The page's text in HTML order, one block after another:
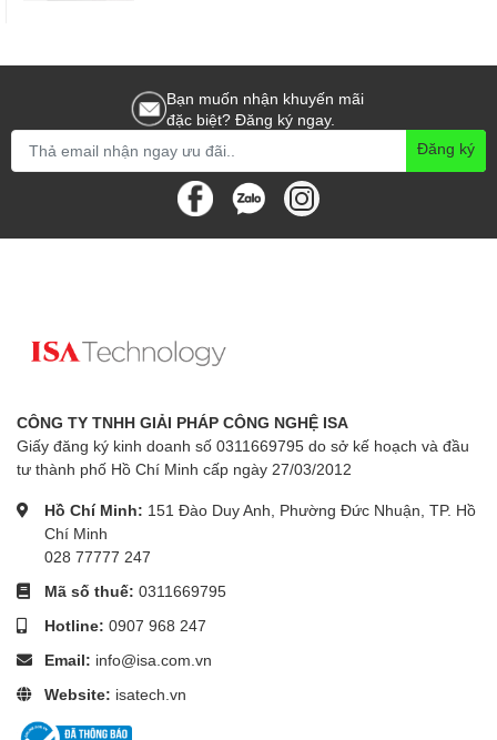
Bạn muốn nhận khuyến mãi
đặc biệt? Đăng ký ngay.
Đăng ký
CÔNG TY TNHH GIẢI PHÁP CÔNG NGHỆ ISA
Giấy đăng ký kinh doanh số 0311669795 do sở kế hoạch và đầu
tư thành phố Hồ Chí Minh cấp ngày 27/03/2012
Hồ Chí Minh: 151 Đào Duy Anh, Phường Đức Nhuận, TP. Hồ
Chí Minh
028 77777 247
Mã số thuế: 0311669795
Hotline: 0907 968 247
Email: info@isa.com.vn
Website: isatech.vn